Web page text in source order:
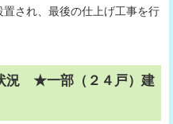
され、最後の仕上げ工事を行
況 ★一部（２４戸）建